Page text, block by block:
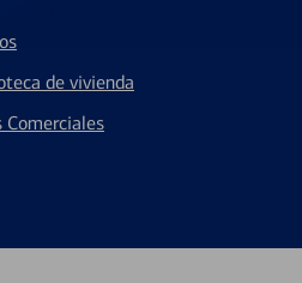
de vivienda
Comerciales